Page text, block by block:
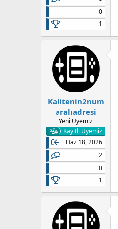
0
1
Kalitenin2num
aralıadresi
Yeni Üyemiz
Kayıtlı Üyemiz
Haz 18, 2026
2
0
1